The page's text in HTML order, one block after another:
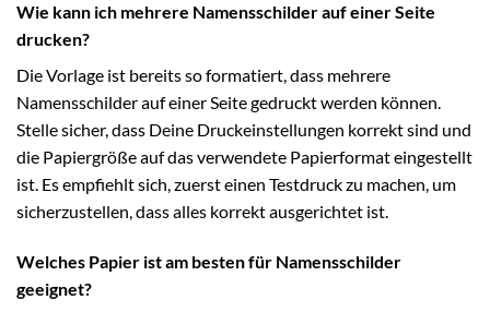
Wie kann ich mehrere Namensschilder auf einer Seite
drucken?
Die Vorlage ist bereits so formatiert, dass mehrere
Namensschilder auf einer Seite gedruckt werden können.
Stelle sicher, dass Deine Druckeinstellungen korrekt sind und
die Papiergröße auf das verwendete Papierformat eingestellt
ist. Es empfiehlt sich, zuerst einen Testdruck zu machen, um
sicherzustellen, dass alles korrekt ausgerichtet ist.
Welches Papier ist am besten für Namensschilder
geeignet?